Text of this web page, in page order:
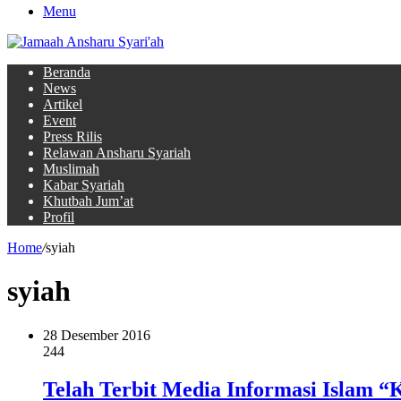
Menu
Beranda
News
Artikel
Event
Press Rilis
Relawan Ansharu Syariah
Muslimah
Kabar Syariah
Khutbah Jum’at
Profil
Home/syiah
syiah
28 Desember 2016
244
Telah Terbit Media Informasi Islam